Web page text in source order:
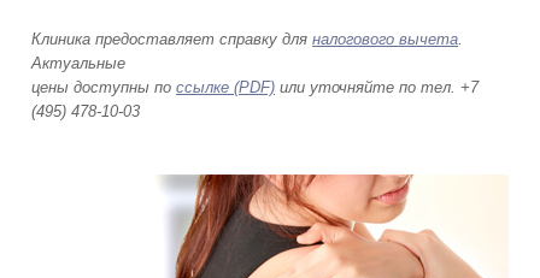
Клиника предоставляет справку дляналогового вычета.
Актуальные
цены доступны поссылке (PDF) или уточняйте по тел. +7
(495) 478-10-03